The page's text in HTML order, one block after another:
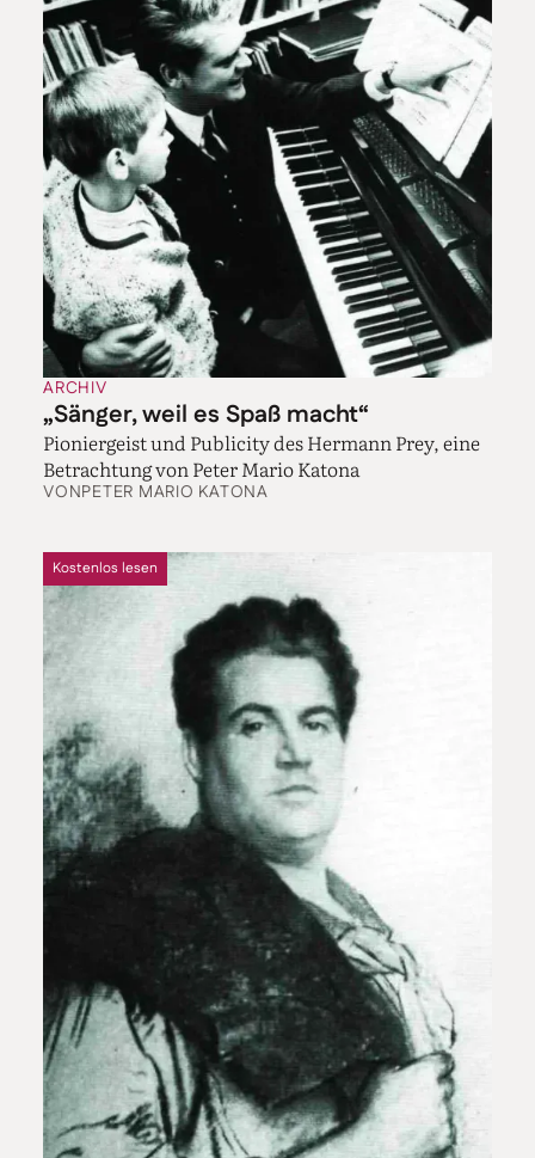
ARCHIV
„Sänger, weil es Spaß macht“
Pioniergeist und Publicity des Hermann Prey, eine
Betrachtung von Peter Mario Katona
VONPETER MARIO KATONA
Kostenlos lesen